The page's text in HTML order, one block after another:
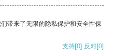
带来了无限的隐私保护和安全性保
支持[0] 反对[0]